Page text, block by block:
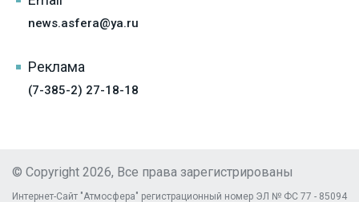
news.asfera@ya.ru
Реклама
(7-385-2) 27-18-18
© Copyright 2026, Все права зарегистрированы
Интернет-Сайт "Атмосфера" регистрационный номер ЭЛ № ФС 77 - 85094